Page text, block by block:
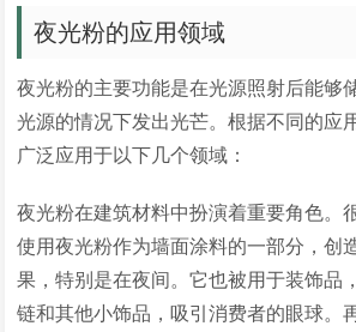
夜光粉的应用领域
夜光粉的主要功能是在光源照射后能够
光源的情况下发出光芒。根据不同的应
广泛应用于以下几个领域：
夜光粉在建筑材料中扮演着重要角色。
使用夜光粉作为墙面涂料的一部分，创
果，特别是在夜间。它也被用于装饰品
链和其他小饰品，吸引消费者的眼球。